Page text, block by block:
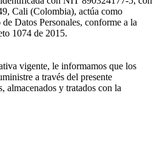
Cali (Colombia), actúa como
Datos Personales, conforme a la
1074 de 2015.
vigente, le informamos que los
a través del presente
almacenados y tratados con la